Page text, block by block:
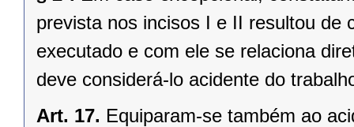
prevista nos incisos I e II resultou de
executado e com ele se relaciona
deve considerá-lo acidente do
Art. 17. Equiparam-se também ao